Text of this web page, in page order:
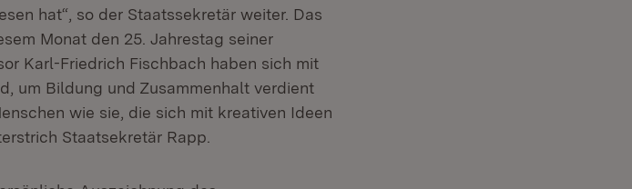
hat“, so der Staatssekretär weiter. Das
Monat den 25. Jahrestag seiner
Karl-Friedrich Fischbach haben sich mit
um Bildung und Zusammenhalt verdient
wie sie, die sich mit kreativen Ideen
Staatsekretär Rapp.